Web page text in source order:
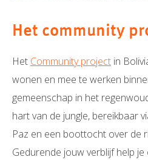
Het community
Het Community project in
wonen en mee te werken
gemeenschap in het
hart van de jungle, bereikbaar
Paz en een boottocht over de
Gedurende jouw verblijf help